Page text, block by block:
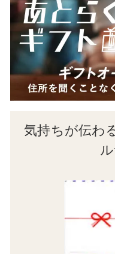
気持ちが伝わ